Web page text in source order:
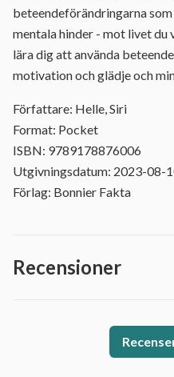
beteendeförändringarna
mentala hinder - mot livet du
lära dig att använda
motivation och glädje och
Författare: Helle, Siri
Format: Pocket
ISBN: 9789178876006
Utgivningsdatum: 2023-08-
Förlag: Bonnier Fakta
Recensioner